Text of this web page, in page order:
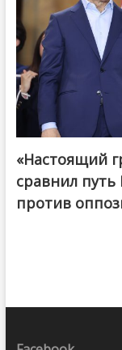
@ქართული
«Настоящий
сравнил
против